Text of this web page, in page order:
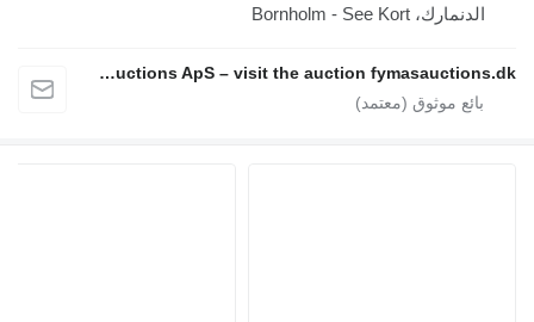
الدنمارك، Bornholm - See Kort
Fymas Auctions ApS – visit the auction fymasauctions.dk